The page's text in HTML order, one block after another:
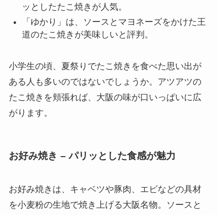
ッとしたたこ焼きが人気。
「ゆかり」は、ソースとマヨネーズをかけた王
道のたこ焼きが美味しいと評判。
小学生の頃、夏祭りでたこ焼きを食べた思い出が
ある人も多いのではないでしょうか。アツアツの
たこ焼きを頬張れば、大阪の味が口いっぱいに広
がります。
お好み焼き – パリッとした食感が魅力
お好み焼きは、キャベツや豚肉、エビなどの具材
を小麦粉の生地で焼き上げる大阪名物。ソースと